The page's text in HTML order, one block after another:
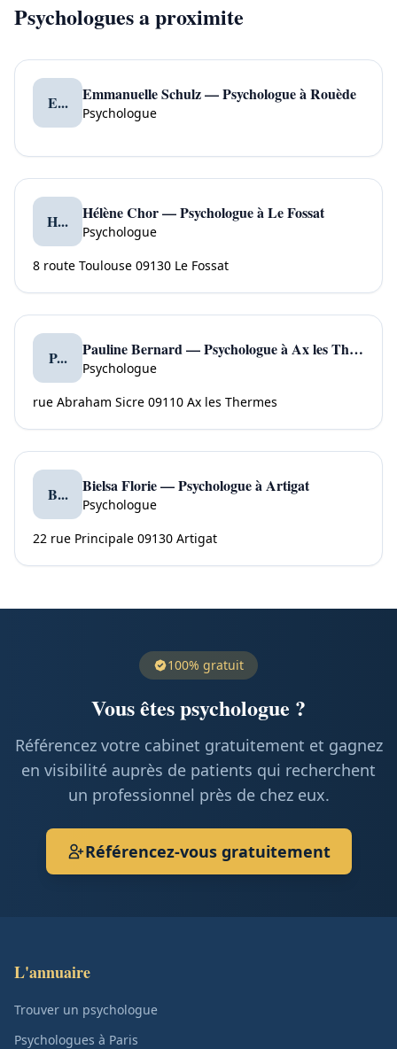
Psychologues a proximite
E... Emmanuelle Schulz — Psychologue à Rouède
Psychologue
H... Hélène Chor — Psychologue à Le Fossat
Psychologue
8 route Toulouse 09130 Le Fossat
P... Pauline Bernard — Psychologue à Ax les Thermes
Psychologue
rue Abraham Sicre 09110 Ax les Thermes
B... Bielsa Florie — Psychologue à Artigat
Psychologue
22 rue Principale 09130 Artigat
100% gratuit
Vous êtes psychologue ?
Référencez votre cabinet gratuitement et gagnez
en visibilité auprès de patients qui recherchent
un professionnel près de chez eux.
Référencez-vous gratuitement
L'annuaire
Trouver un psychologue
Psychologues à Paris